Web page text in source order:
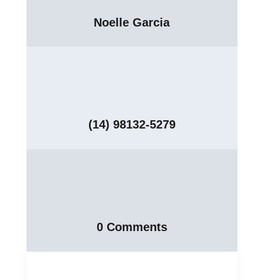
Noelle Garcia
(14) 98132-5279
0 Comments